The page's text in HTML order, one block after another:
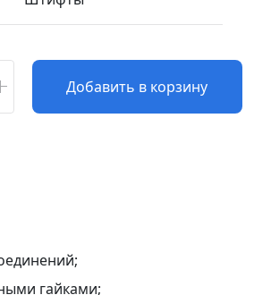
Добавить в корзину
гайками;